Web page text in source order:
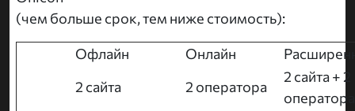
(чем больше срок, тем ниже стоимость):
Офлайн Онлайн
2 сайта
2 оператора
2 сайта + 2
оператора